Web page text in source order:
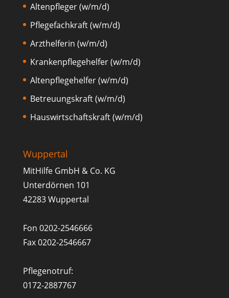
Altenpfleger (w/m/d)
Pflegefachkraft (w/m/d)
Arzthelferin (w/m/d)
Krankenpflegehelfer (w/m/d)
Altenpflegehelfer (w/m/d)
Betreuungskraft (w/m/d)
Hauswirtschaftskraft (w/m/d)
Wuppertal
MitHilfe GmbH & Co. KG
Unterdörnen 101
42283 Wuppertal
Fon 0202-2546666
Fax 0202-2546667
Pflegenotruf:
0172-2887767